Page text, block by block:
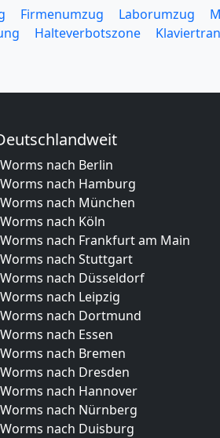
Firmenumzug Laborumzug
Halteverbotszone
nach Berlin
nach Hamburg
nach München
nach Köln
nach Frankfurt am Main
nach Stuttgart
nach Düsseldorf
nach Leipzig
nach Dortmund
nach Essen
nach Bremen
nach Dresden
nach Hannover
nach Nürnberg
nach Duisburg